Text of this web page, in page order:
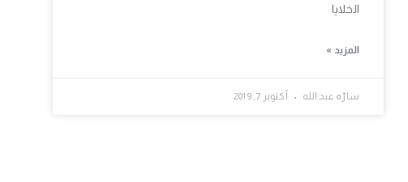
الخلايا
المزيد »
سارّه عبد الله أكتوبر 7, 2019